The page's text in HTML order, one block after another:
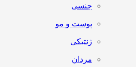
جنسی
پوست و مو
ژنتیکی
مردان